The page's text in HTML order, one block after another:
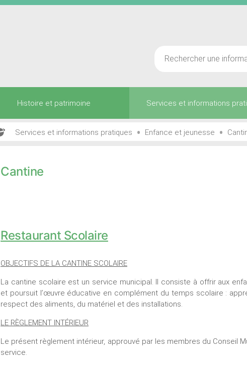
Histoire et patrimoine Services et informations
Services et informations pratiques • Enfance et jeunesse •
Cantine
Restaurant Scolaire
OBJECTIFS DE LA CANTINE SCOLAIRE
La cantine scolaire est un service municipal. Il consiste à offrir aux
et poursuit l’œuvre éducative en complément du temps scolaire :
respect des aliments, du matériel et des installations.
LE RÈGLEMENT INTÉRIEUR
Le présent règlement intérieur, approuvé par les membres du Conseil
service.